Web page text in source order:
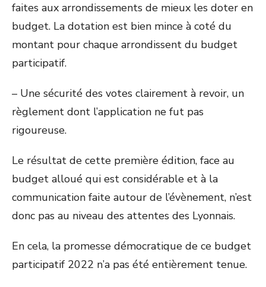
faites aux arrondissements de mieux les doter en
budget. La dotation est bien mince à coté du
montant pour chaque arrondissent du budget
participatif.
– Une sécurité des votes clairement à revoir, un
règlement dont l’application ne fut pas
rigoureuse.
Le résultat de cette première édition, face au
budget alloué qui est considérable et à la
communication faite autour de l’évènement, n’est
donc pas au niveau des attentes des Lyonnais.
En cela, la promesse démocratique de ce budget
participatif 2022 n’a pas été entièrement tenue.